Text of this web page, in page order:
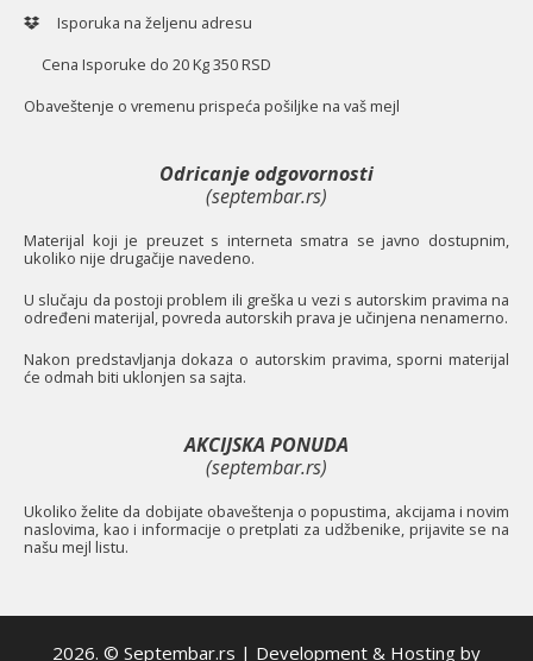
Isporuka na željenu adresu
Cena Isporuke do 20 Kg 350 RSD
Obaveštenje o vremenu prispeća pošiljke na vaš mejl
Odricanje odgovornosti
(septembar.rs)
Materijal koji je preuzet s interneta smatra se javno dostupnim,
ukoliko nije drugačije navedeno.
U slučaju da postoji problem ili greška u vezi s autorskim pravima na
određeni materijal, povreda autorskih prava je učinjena nenamerno.
Nakon predstavljanja dokaza o autorskim pravima, sporni materijal
će odmah biti uklonjen sa sajta.
AKCIJSKA PONUDA
(septembar.rs)
Ukoliko želite da dobijate obaveštenja o popustima, akcijama i novim
naslovima, kao i informacije o pretplati za udžbenike, prijavite se na
našu mejl listu.
2026. © Septembar.rs | Development & Hosting by